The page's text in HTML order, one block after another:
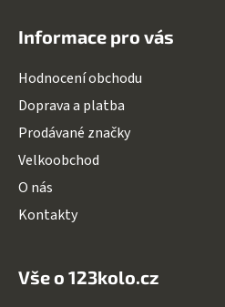
Informace pro vás
Hodnocení obchodu
Doprava a platba
Prodávané značky
Velkoobchod
O nás
Kontakty
Vše o 123kolo.cz